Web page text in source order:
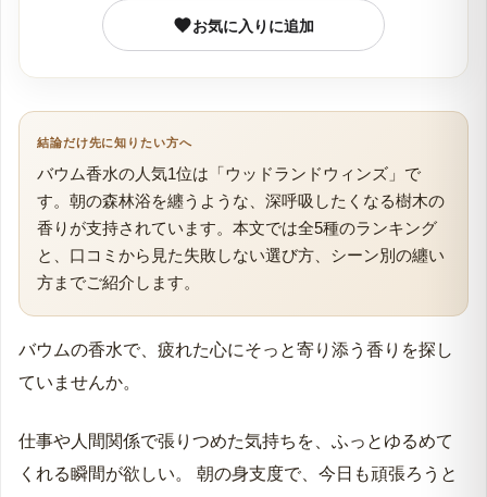
お気に入りに追加
結論だけ先に知りたい方へ
バウム香水の人気1位は「ウッドランドウィンズ」で
す。朝の森林浴を纏うような、深呼吸したくなる樹木の
香りが支持されています。本文では全5種のランキング
と、口コミから見た失敗しない選び方、シーン別の纏い
方までご紹介します。
バウムの香水で、疲れた心にそっと寄り添う香りを探し
ていませんか。
仕事や人間関係で張りつめた気持ちを、ふっとゆるめて
くれる瞬間が欲しい。 朝の身支度で、今日も頑張ろうと